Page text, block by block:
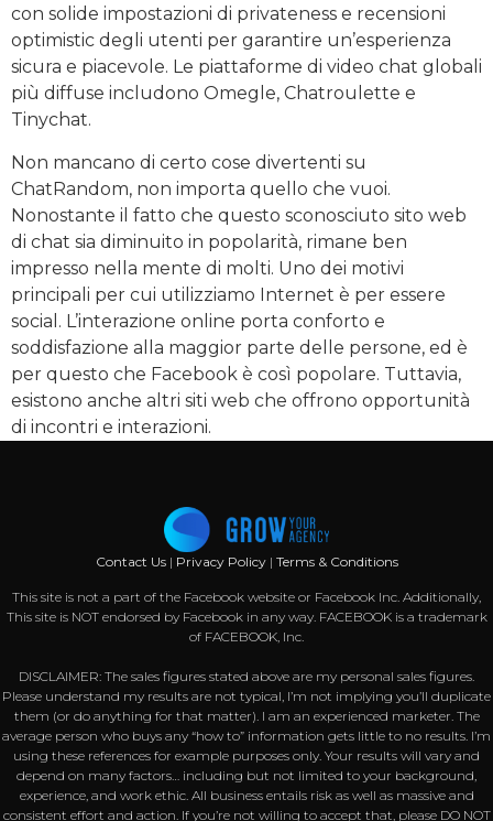
con solide impostazioni di privateness e recensioni
optimistic degli utenti per garantire un’esperienza
sicura e piacevole. Le piattaforme di video chat globali
più diffuse includono Omegle, Chatroulette e
Tinychat.
Non mancano di certo cose divertenti su
ChatRandom, non importa quello che vuoi.
Nonostante il fatto che questo sconosciuto sito web
di chat sia diminuito in popolarità, rimane ben
impresso nella mente di molti. Uno dei motivi
principali per cui utilizziamo Internet è per essere
social. L’interazione online porta conforto e
soddisfazione alla maggior parte delle persone, ed è
per questo che Facebook è così popolare. Tuttavia,
esistono anche altri siti web che offrono opportunità
di incontri e interazioni.
Contact Us | Privacy Policy| Terms & Conditions
This site is not a part of the Facebook website or Facebook Inc. Additionally,
This site is NOT endorsed by Facebook in any way. FACEBOOK is a trademark
of FACEBOOK, Inc.
DISCLAIMER: The sales figures stated above are my personal sales figures.
Please understand my results are not typical, I’m not implying you’ll duplicate
them (or do anything for that matter). I am an experienced marketer. The
average person who buys any “how to” information gets little to no results. I’m
using these references for example purposes only. Your results will vary and
depend on many factors… including but not limited to your background,
experience, and work ethic. All business entails risk as well as massive and
consistent effort and action. If you’re not willing to accept that, please DO NOT